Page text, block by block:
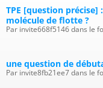
TPE [question
molécule de flotte ?
Par invite668f5146 dans le
une question de
Par invite8fb21ee7 dans le